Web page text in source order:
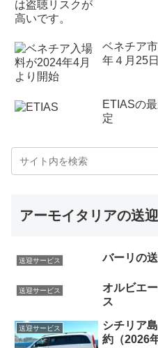
ベネチア
年４月25
ETIASの
定
アーモイタリアの送
送迎サービス バーリの
送迎サービス
オルビエ
ス
送迎サービス
シチリア
約（2026